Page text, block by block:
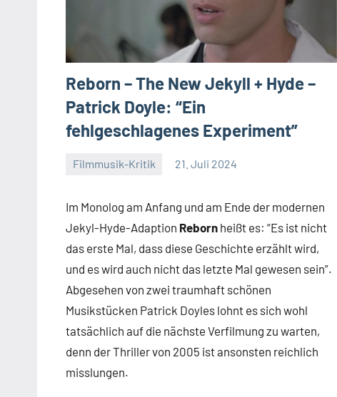
Reborn – The New Jekyll + Hyde –
Patrick Doyle: “Ein
fehlgeschlagenes Experiment”
Filmmusik-Kritik 21. Juli 2024
Im Monolog am Anfang und am Ende der modernen
Jekyl-Hyde-Adaption Reborn heißt es: “Es ist nicht
das erste Mal, dass diese Geschichte erzählt wird,
und es wird auch nicht das letzte Mal gewesen sein”.
Abgesehen von zwei traumhaft schönen
Musikstücken Patrick Doyles lohnt es sich wohl
tatsächlich auf die nächste Verfilmung zu warten,
denn der Thriller von 2005 ist ansonsten reichlich
misslungen.